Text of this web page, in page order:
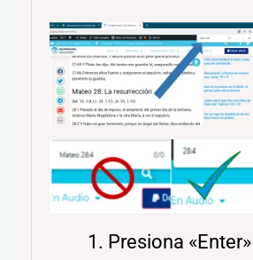
Presiona «Enter»